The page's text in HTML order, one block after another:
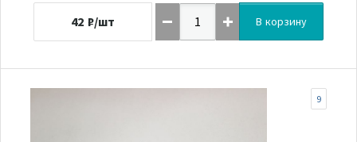
42 ₽/шт В корзину
9